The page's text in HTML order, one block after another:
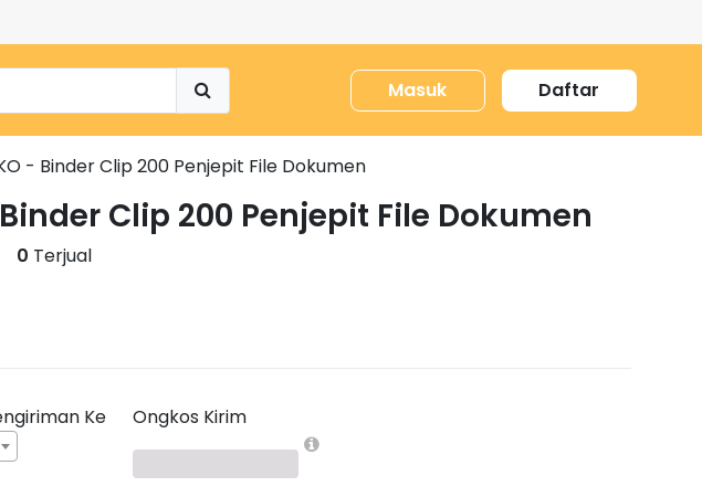
Masuk Daftar
- Binder Clip 200 Penjepit File Dokumen
Clip 200 Penjepit File Dokumen
0 Terjual
Ke
Ongkos Kirim